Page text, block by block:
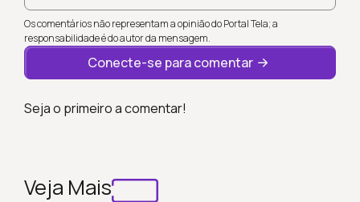
Os comentários não representam a opinião do Portal Tela; a
responsabilidade é do autor da mensagem.
Conecte-se para comentar
Seja o primeiro a comentar!
Veja Mais